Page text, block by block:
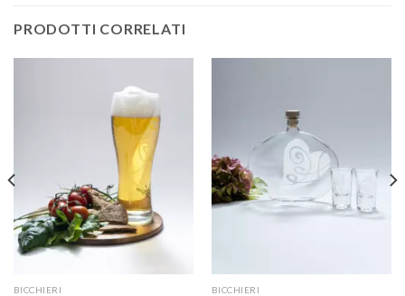
PRODOTTI CORRELATI
BICCHIERI BICCHIERI